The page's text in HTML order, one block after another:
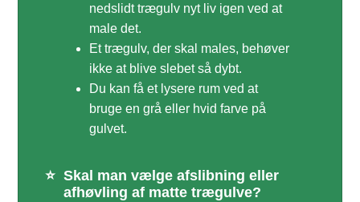
nedslidt trægulv nyt liv igen ved at
male det.
Et trægulv, der skal males, behøver
ikke at blive slebet så dybt.
Du kan få et lysere rum ved at
bruge en grå eller hvid farve på
gulvet.
⭐ Skal man vælge afslibning eller
afhøvling af matte trægulve?